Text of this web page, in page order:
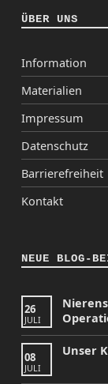
ÜBER UNS
Information
Materialien
Impressum
Datenschutz
Barrierefreiheit
Kontakt
NEUE BLOG-
26
JULI
08
JULI
Unser